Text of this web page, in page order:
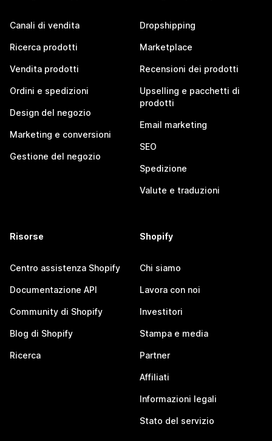
Canali di vendita
Ricerca prodotti
Vendita prodotti
Ordini e spedizioni
Design del negozio
Marketing e conversioni
Gestione del negozio
Dropshipping
Marketplace
Recensioni dei prodotti
Upselling e pacchetti di
prodotti
Email marketing
SEO
Spedizione
Valute e traduzioni
Risorse
Centro assistenza Shopify
Documentazione API
Community di Shopify
Blog di Shopify
Ricerca
Shopify
Chi siamo
Lavora con noi
Investitori
Stampa e media
Partner
Affiliati
Informazioni legali
Stato del servizio